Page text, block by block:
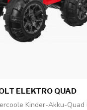
ELEKTRO QUAD
Kinder-Akku-Quad